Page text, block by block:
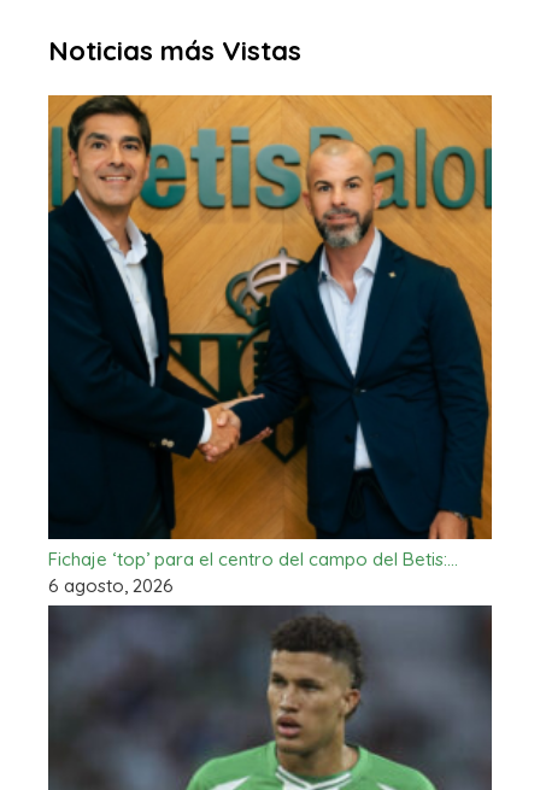
Noticias más Vistas
Fichaje ‘top’ para el centro del campo del Betis:…
6 agosto, 2026